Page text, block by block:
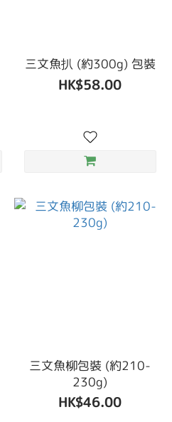
三文魚扒 (約300g) 包裝
HK$58.00
三文魚柳包裝 (約210-
230g)
HK$46.00